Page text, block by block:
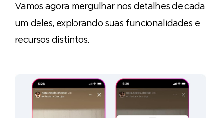
Vamos agora mergulhar nos detalhes de cada
um deles, explorando suas funcionalidades e
recursos distintos.